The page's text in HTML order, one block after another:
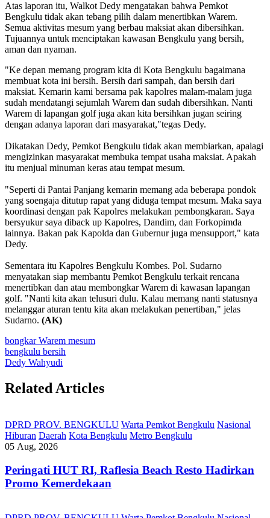
Atas laporan itu, Walkot Dedy mengatakan bahwa Pemkot
Bengkulu tidak akan tebang pilih dalam menertibkan Warem.
Semua aktivitas mesum yang berbau maksiat akan dibersihkan.
Tujuannya untuk menciptakan kawasan Bengkulu yang bersih,
aman dan nyaman.
"Ke depan memang program kita di Kota Bengkulu bagaimana
membuat kota ini bersih. Bersih dari sampah, dan bersih dari
maksiat. Kemarin kami bersama pak kapolres malam-malam juga
sudah mendatangi sejumlah Warem dan sudah dibersihkan. Nanti
Warem di lapangan golf juga akan kita bersihkan jugan seiring
dengan adanya laporan dari masyarakat,"tegas Dedy.
Dikatakan Dedy, Pemkot Bengkulu tidak akan membiarkan, apalagi
mengizinkan masyarakat membuka tempat usaha maksiat. Apakah
itu menjual minuman keras atau tempat mesum.
"Seperti di Pantai Panjang kemarin memang ada beberapa pondok
yang soengaja ditutup rapat yang diduga tempat mesum. Maka saya
koordinasi dengan pak Kapolres melakukan pembongkaran. Saya
bersyukur saya diback up Kapolres, Dandim, dan Forkopimda
lainnya. Bakan pak Kapolda dan Gubernur juga mensupport," kata
Dedy.
Sementara itu Kapolres Bengkulu Kombes. Pol. Sudarno
menyatakan siap membantu Pemkot Bengkulu terkait rencana
menertibkan dan atau membongkar Warem di kawasan lapangan
golf. "Nanti kita akan telusuri dulu. Kalau memang nanti statusnya
melanggar aturan tentu kita akan melakukan penertiban," jelas
Sudarno. (AK)
bongkar Warem mesum
bengkulu bersih
Dedy Wahyudi
Related Articles
DPRD PROV. BENGKULU Warta Pemkot Bengkulu Nasional
Hiburan Daerah Kota Bengkulu Metro Bengkulu
05 Aug, 2026
Peringati HUT RI, ‎Raflesia Beach Resto Hadirkan
Promo Kemerdekaan